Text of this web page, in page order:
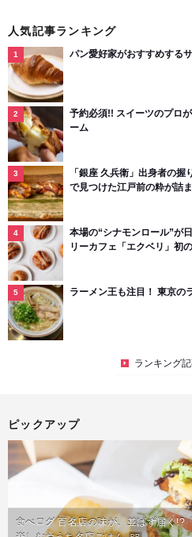
人気記事ランキング
パン愛好家がおすすめする
予約必須!! スイーツのプロ
ーム
「銀座 久兵衛」出身者の
で見つけた江戸前の粋が詰
本場の“シナモンロール”が
リーカフェ「エクベリ」初
ラーメン王も注目！ 東京の
ランキング
ピックアップ
食べログ 百名店の味が、並ばず届く!?